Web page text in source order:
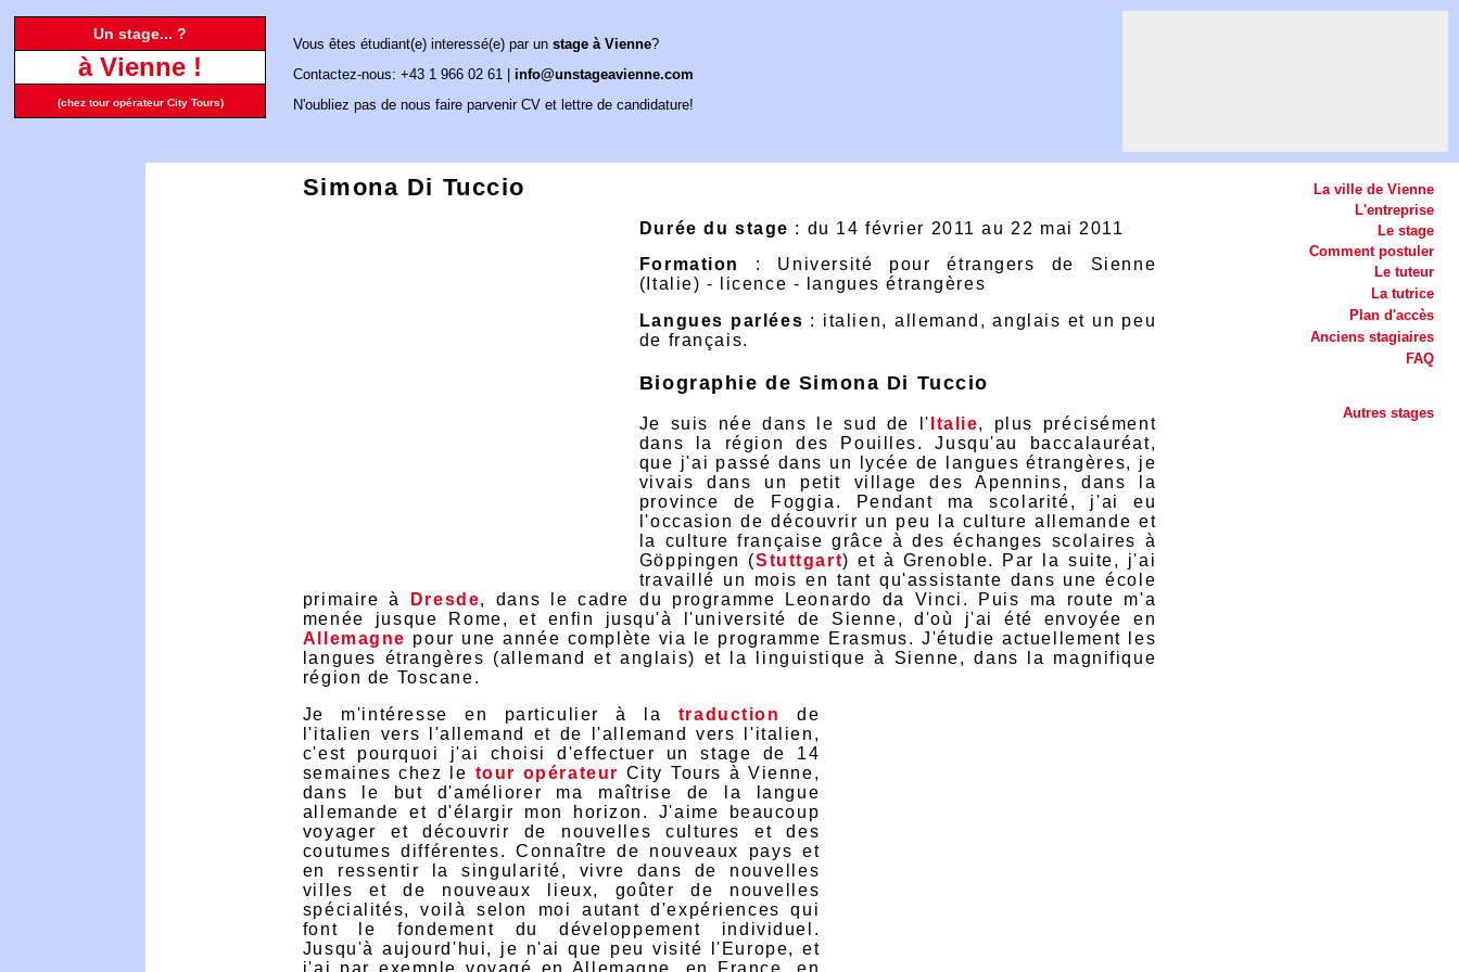
Simona Di Tuccio
Durée du stage : du 14 février 2011 au 22 mai 2011
Formation
: Université pour étrangers de Sienne
(Italie) - licence - langues étrangères
Langues parlées : italien, allemand, anglais et un peu
de français.
Biographie de Simona Di Tuccio
Je suis née dans le sud de l' Italie, plus précisément
dans la région des Pouilles. Jusqu'au baccalauréat,
que j'ai passé dans un lycée de langues étrangères, je
vivais dans un petit village des Apennins, dans la
province de Foggia. Pendant ma scolarité, j'ai eu
l'occasion de découvrir un peu la culture allemande et
la culture française grâce à des échanges scolaires à
Göppingen (Stuttgart) et à Grenoble. Par la suite, j'ai
travaillé un mois en tant qu'assistante dans une école
primaire à
Dresde, dans le cadre du programme Leonardo da Vinci. Puis ma route m'a
menée jusque Rome, et enfin jusqu'à l'université de Sienne, d'où j'ai été envoyée en
Allemagne pour une année complète via le programme Erasmus. J'étudie actuellement les
langues étrangères (allemand et anglais) et la linguistique à Sienne, dans la magnifique
région de Toscane.
Je m'intéresse en particulier à la traduction
de
l'italien vers l'allemand et de l'allemand vers l'italien,
c'est pourquoi j'ai choisi d'effectuer un stage de 14
semaines chez le tour opérateur City Tours à Vienne,
dans le but d'améliorer ma maîtrise de la langue
allemande et d'élargir mon horizon. J'aime beaucoup
voyager et découvrir de nouvelles cultures et des
coutumes différentes. Connaître de nouveaux pays et
en ressentir la singularité, vivre dans de nouvelles
villes et de nouveaux lieux, goûter de nouvelles
spécialités, voilà selon moi autant d'expériences qui
font le fondement du développement individuel.
Jusqu'à aujourd'hui, je n'ai que peu visité l'Europe, et
j'ai par exemple voyagé en Allemagne, en France, en
La ville de Vienne
L'entreprise
Le stage
Comment postuler
Le tuteur
La tutrice
Plan d'accès
Anciens stagiaires
FAQ
Autres stages
Vous êtes étudiant(e) interessé(e) par un stage à Vienne?
Contactez-nous: +43 1 966 02 61 | info@unstageavienne.com
N'oubliez pas de nous faire parvenir CV et lettre de candidature!
Un stage... ?
à Vienne !
(chez tour opérateur City Tours)